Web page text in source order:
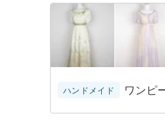
ハンドメイド ワンピ